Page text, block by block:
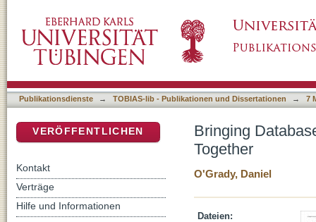
Publikationsdienste → TOBIAS-lib - Publikationen und Dissertationen → 7
Bringing
Together
O'Grady, Daniel
Dateien:
VERÖFFENTLICHEN
Kontakt
Verträge
Hilfe und Informationen